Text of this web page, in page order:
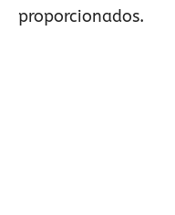
proporcionados.